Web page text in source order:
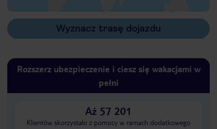
Wyznacz trasę dojazdu
Rozszerz ubezpieczenie i ciesz się wakacjami w
pełni
Aż 57 201
Klientów skorzystało z pomocy w ramach dodatkowego